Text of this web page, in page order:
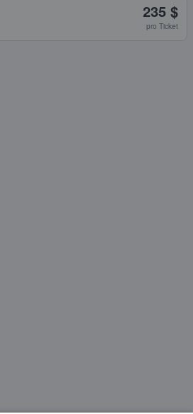
235 $
pro Ticket